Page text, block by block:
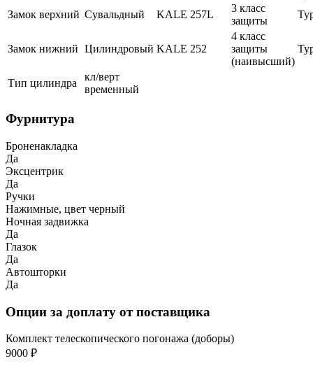
Замок верхний Сувальдный KALE 257L
3 класс
защиты
Замок нижний Цилиндровый KALE 252
4 класс
защиты
(наивысший)
Тип цилиндра
кл/верт
временный
Фурнитура
Броненакладка
Да
Эксцентрик
Да
Ручки
Нажимные, цвет черный
Ночная задвижка
Да
Глазок
Да
Автошторки
Да
Опции за доплату от поставщика
Комплект телескопического погонажа (доборы)
9000 ₽